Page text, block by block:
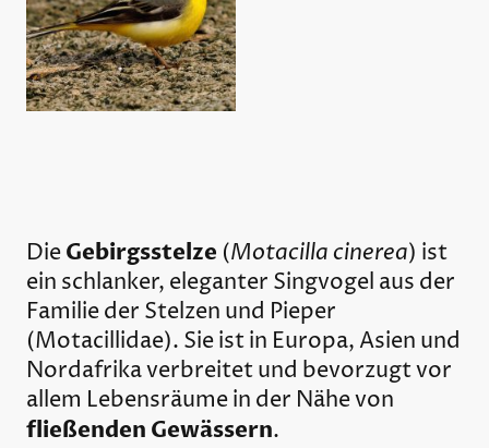
DieGebirgsstelze (Motacilla cinerea) ist
ein schlanker, eleganter Singvogel aus der
Familie der Stelzen und Pieper
(Motacillidae). Sie ist in Europa, Asien und
Nordafrika verbreitet und bevorzugt vor
allem Lebensräume in der Nähe von
fließenden Gewässern.